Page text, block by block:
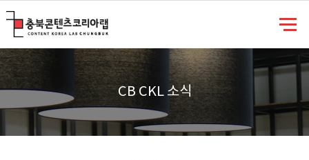
CB CKL 소식